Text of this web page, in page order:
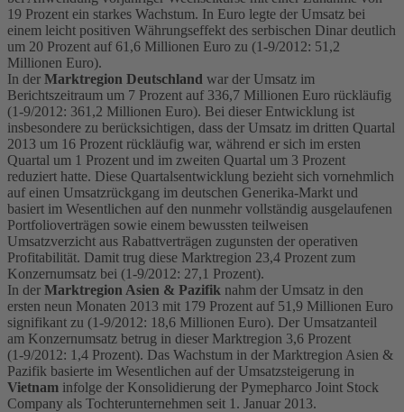
19 Prozent ein starkes Wachstum. In Euro legte der Umsatz bei
einem leicht positiven Währungseffekt des serbischen Dinar deutlich
um 20 Prozent auf 61,6 Millionen Euro zu (1-9/2012: 51,2
Millionen Euro).
In der Marktregion Deutschland war der Umsatz im
Berichtszeitraum um 7 Prozent auf 336,7 Millionen Euro rückläufig
(1-9/2012: 361,2 Millionen Euro). Bei dieser Entwicklung ist
insbesondere zu berücksichtigen, dass der Umsatz im dritten Quartal
2013 um 16 Prozent rückläufig war, während er sich im ersten
Quartal um 1 Prozent und im zweiten Quartal um 3 Prozent
reduziert hatte. Diese Quartalsentwicklung bezieht sich vornehmlich
auf einen Umsatzrückgang im deutschen Generika-Markt und
basiert im Wesentlichen auf den nunmehr vollständig ausgelaufenen
Portfolioverträgen sowie einem bewussten teilweisen
Umsatzverzicht aus Rabattverträgen zugunsten der operativen
Profitabilität. Damit trug diese Marktregion 23,4 Prozent zum
Konzernumsatz bei (1-9/2012: 27,1 Prozent).
In der Marktregion Asien & Pazifik nahm der Umsatz in den
ersten neun Monaten 2013 mit 179 Prozent auf 51,9 Millionen Euro
signifikant zu (1-9/2012: 18,6 Millionen Euro). Der Umsatzanteil
am Konzernumsatz betrug in dieser Marktregion 3,6 Prozent
(1-9/2012: 1,4 Prozent). Das Wachstum in der Marktregion Asien &
Pazifik basierte im Wesentlichen auf der Umsatzsteigerung in
Vietnam infolge der Konsolidierung der Pymepharco Joint Stock
Company als Tochterunternehmen seit 1. Januar 2013.